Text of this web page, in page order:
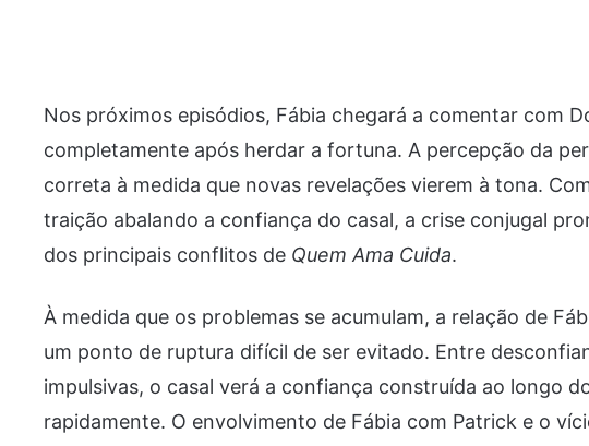
Nos próximos episódios, Fábia chegará a comentar com
completamente após herdar a fortuna. A percepção da
correta à medida que novas revelações vierem à tona.
traição abalando a confiança do casal, a crise conjugal
dos principais conflitos de Quem Ama Cuida.
À medida que os problemas se acumulam, a relação de
um ponto de ruptura difícil de ser evitado. Entre
impulsivas, o casal verá a confiança construída ao longo
rapidamente. O envolvimento de Fábia com Patrick e o